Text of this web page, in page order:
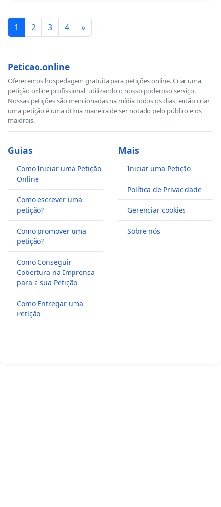
1 2 3 4 »
Peticao.online
Oferecemos hospedagem gratuita para petições online. Criar uma
petição online profissional, utilizando o nosso poderoso serviço.
Nossas petições são mencionadas na mídia todos os dias, então criar
uma petição é uma ótima maneira de ser notado pelo público e os
maiorais.
Guias
Como Iniciar uma Petição
Online
Como escrever uma
petição?
Como promover uma
petição?
Como Conseguir
Cobertura na Imprensa
para a sua Petição
Como Entregar uma
Petição
Mais
Iniciar uma Petição
Política de Privacidade
Gerenciar cookies
Sobre nós